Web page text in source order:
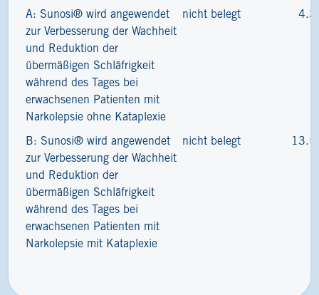
A: Sunosi® wird angewendet
zur Verbesserung der Wachheit
und Reduktion der
übermäßigen Schläfrigkeit
während des Tages bei
erwachsenen Patienten mit
Narkolepsie ohne Kataplexie
nicht belegt
B: Sunosi® wird angewendet
zur Verbesserung der Wachheit
und Reduktion der
übermäßigen Schläfrigkeit
während des Tages bei
erwachsenen Patienten mit
Narkolepsie mit Kataplexie
nicht belegt